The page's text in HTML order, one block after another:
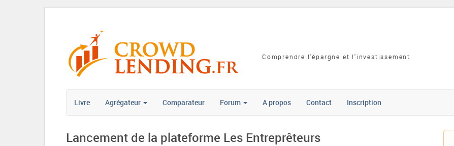
Comprendre l'épargne et l'investissement
Livre Agrégateur Comparateur Forum A propos Contact Inscription
Lancement de la plateforme Les Entreprêteurs